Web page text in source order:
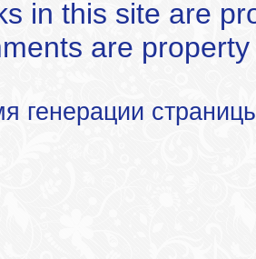
in this site are
are
генерации